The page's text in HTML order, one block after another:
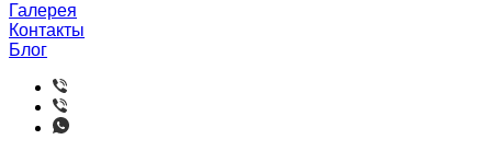
Галерея
Контакты
Блог